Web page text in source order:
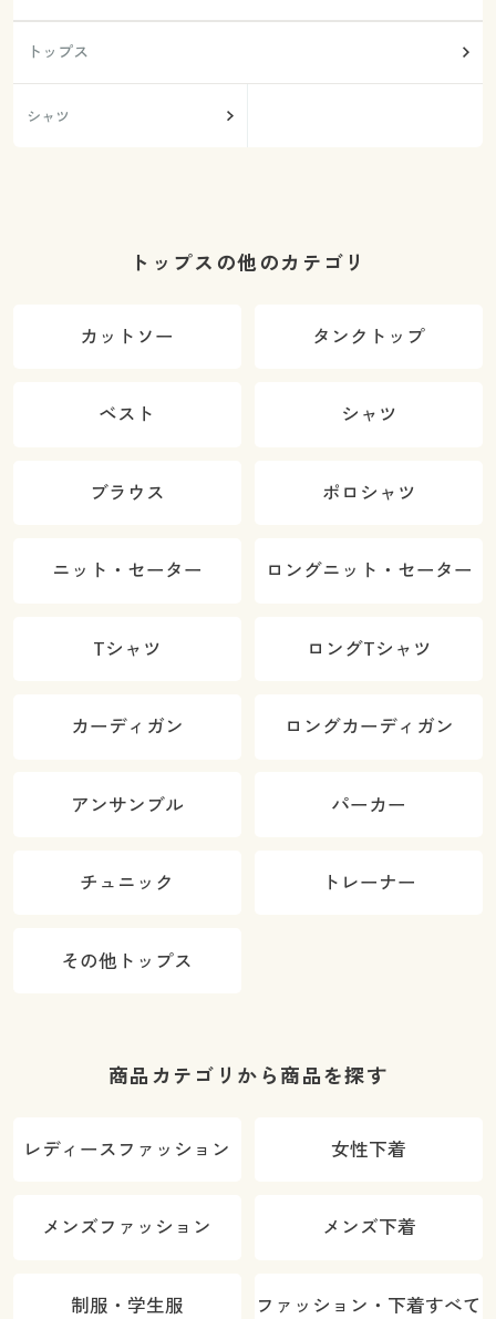
トップス
シャツ
トップスの他のカテゴリ
カットソー タンクトップ
ベスト シャツ
ブラウス ポロシャツ
ニット・セーター ロングニット・セーター
Tシャツ ロングTシャツ
カーディガン ロングカーディガン
アンサンブル パーカー
チュニック トレーナー
その他トップス
商品カテゴリから商品を探す
レディースファッション 女性下着
メンズファッション メンズ下着
制服・学生服 ファッション・下着すべて